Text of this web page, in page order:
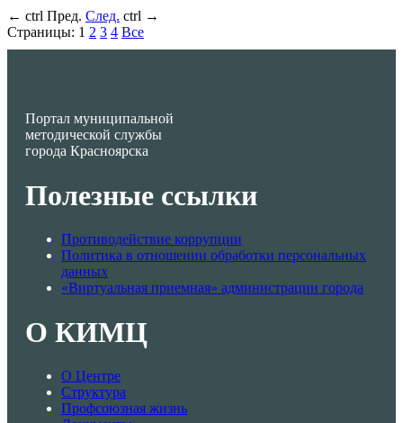
← ctrl Пред. След. ctrl →
Страницы: 1 2 3 4 Все
Портал муниципальной
методической службы
города Красноярска
Полезные ссылки
Противодействие коррупции
Политика в отношении обработки персональных
данных
«Виртуальная приемная» администрации города
О КИМЦ
О Центре
Структура
Профсоюзная жизнь